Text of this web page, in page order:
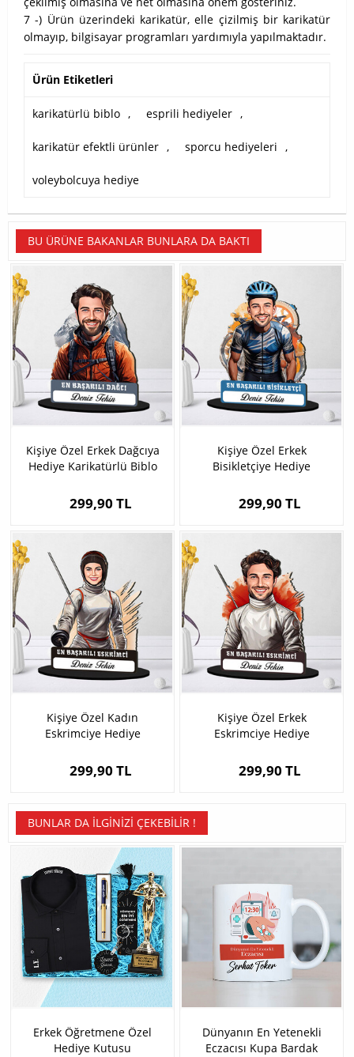
7 -) Ürün üzerindeki karikatür, elle çizilmiş bir karikatür
olmayıp, bilgisayar programları yardımıyla yapılmaktadır.
Ürün Etiketleri
karikatürlü biblo , esprili hediyeler ,
karikatür efektli ürünler , sporcu hediyeleri ,
voleybolcuya hediye
BU ÜRÜNE BAKANLAR BUNLARA DA BAKTI
Kişiye Özel Erkek Dağcıya
Hediye Karikatürlü Biblo
299,90 TL
Kişiye Özel Erkek
Bisikletçiye Hediye
299,90 TL
Kişiye Özel Kadın
Eskrimciye Hediye
299,90 TL
Kişiye Özel Erkek
Eskrimciye Hediye
299,90 TL
BUNLAR DA İLGINIZI ÇEKEBILIR !
Erkek Öğretmene Özel
Hediye Kutusu
Dünyanın En Yetenekli
Eczacısı Kupa Bardak